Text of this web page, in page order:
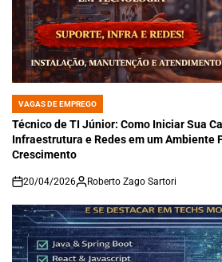
POSTED
IN
VAGAS DE EMPREGO
Técnico de TI Júnior: Como Iniciar Sua
Infraestrutura e Redes em um Ambiente
Crescimento
on
20/04/2026 Roberto Zago Sartori